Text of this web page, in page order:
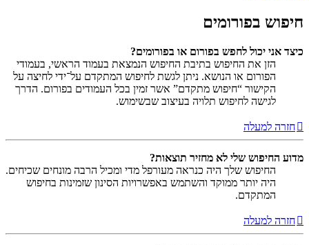
חיפוש בפורומים
כיצד אני יכול לחפש בפורום או בפורומים?
הזן את החיפוש בתיבת החיפוש הנמצאת בעמוד הראשי, בעמודי
הפורום או הנושא. ניתן לגשת לחיפוש המתקדם על־ידי לחיצה על
הקישור “חיפוש מתקדם” אשר זמין בכל העמודים בפורום. הדרך
לגישה לחיפוש תלויה בעיצוב שבשימוש.
חזרה למעלה
מדוע החיפוש שלי לא מחזיר תוצאות?
החיפוש שלך היה כנראה מעורפל מדי ומכיל הרבה מונחים שכיחים.
היה יותר ממוקד והשתמש באפשרויות הסינון שזמינות בחיפוש
המתקדם.
חזרה למעלה